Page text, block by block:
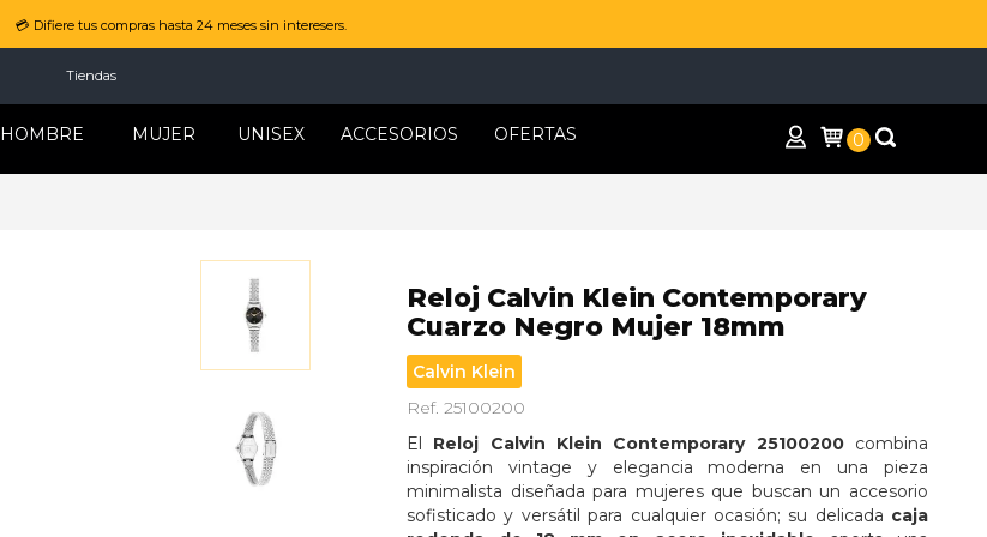
💳 Difiere tus compras hasta 24 meses sin interesers.
Tiendas
HOMBRE MUJER UNISEX ACCESORIOS OFERTAS 0
Reloj Calvin Klein Contemporary
Cuarzo Negro Mujer 18mm
Calvin Klein
Ref. 25100200
El Reloj Calvin Klein Contemporary 25100200 combina
inspiración vintage y elegancia moderna en una pieza
minimalista diseñada para mujeres que buscan un accesorio
sofisticado y versátil para cualquier ocasión; su delicada caja